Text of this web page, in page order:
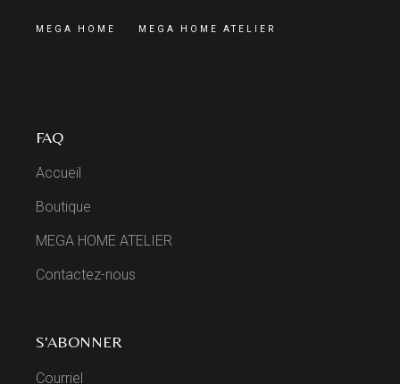
MEGA HOME MEGA HOME ATELIER
FAQ
Accueil
Boutique
MEGA HOME ATELIER
Contactez-nous
S'ABONNER